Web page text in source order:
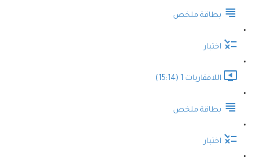
بطاقة ملخص
اختبار
اللافقاريات 1 (15:14)
بطاقة ملخص
اختبار